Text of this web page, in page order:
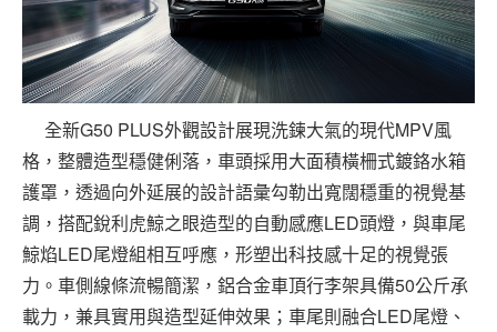
全新G50 PLUS外觀設計展現洗鍊大氣的現代MPV風
格，整體造型穩健俐落，車頭採用大面積橫柵式鍍鉻水箱
護罩，透過向外延展的設計語彙勾勒出寬闊穩重的視覺基
調，搭配銳利虎鯨之眼造型的自動感應LED頭燈，與車尾
鯨焰LED尾燈組相互呼應，形塑出科技感十足的視覺張
力。車側線條流暢簡潔，鋁合金車頂行李架具備50公斤承
載力，兼具實用與造型延伸效果；車尾則融合LED尾燈、